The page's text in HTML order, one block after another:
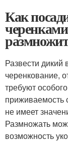
Как
Развести
черенкование,
требуют
приживаемость
не имеет
Размножать
возможность